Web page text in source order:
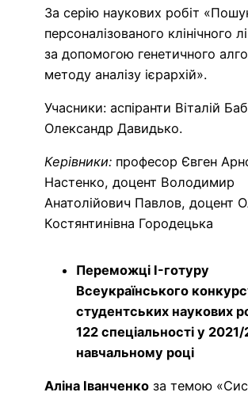
За серію наукових робіт
персоналізованого клінічного
за допомогою генетичного
методу аналізу ієрархій».
Учасники: аспіранти Віталій
Олександр Давидько.
Керівники: професор Євген
Настенко, доцент Володимир
Анатолійович Павлов, доцент
Костянтинівна Городецька
Переможці I-готуру
Всеукраїнського
студентських наукових
122 спеціальності у
навчальному році
Аліна Іванченко за темою